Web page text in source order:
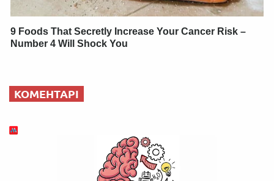
9 Foods That Secretly Increase Your Cancer Risk –
Number 4 Will Shock You
КОМЕНТАРІ